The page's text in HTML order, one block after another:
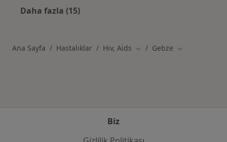
Daha fazla (15)
Ana Sayfa Hastalıklar Hiv, Aids Şehir değiştir
Gebze Şehir değiştir
Biz